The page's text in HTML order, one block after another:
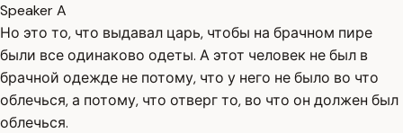
Speaker A
Но это то, что выдавал царь, чтобы на брачном пире
были все одинаково одеты. А этот человек не был в
брачной одежде не потому, что у него не было во что
облечься, а потому, что отверг то, во что он должен был
облечься.